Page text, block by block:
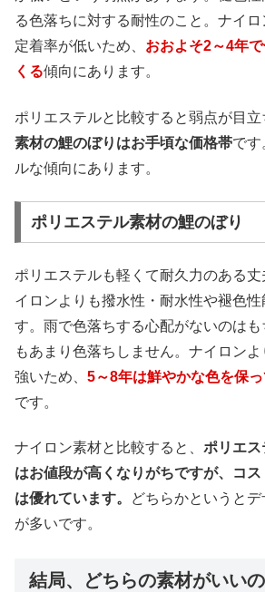
る色落ちに対する耐性のこと。ナイ
定着率が低いため、 おおよそ2～4年
くる傾向にあります。
ポリエステルと比較すると弱点が目立
素材の鯉のぼりはお手頃な価格帯で
ルな傾向にあります。
ポリエステル素材の鯉のぼり
ポリエステルも軽くて耐久力のある
イロンよりも撥水性・耐水性や褪色性
す。雨で色落ちする心配がないのは
もあまり色落ちしません。ナイロン
強いため、 5～8年は鮮やかな色を保
です。
ナイロン素材と比較すると、 ポリエス
はお値段が高くなりがちですが、コ
は優れています。
どちらかというと
が多いです。
結局、どちらの素材がいい